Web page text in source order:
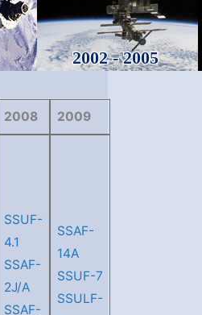
2002 - 2005
2008 2009
SSUF-
4.1
SSAF-
2J/A
SSAF-
SSAF-
14A
SSUF-7
SSULF-